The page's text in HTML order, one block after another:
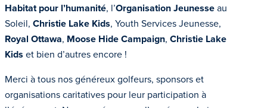
Habitat pour l’humanité, l’OrganisationJeunesseau
Soleil, Christie Lake Kids, Youth Services Jeunesse,
Royal Ottawa, Moose Hide Campaign, Christie Lake
Kids et bien d’autres encore !
Merci à tous nos généreux golfeurs, sponsors et
organisations caritatives pour leur participation à